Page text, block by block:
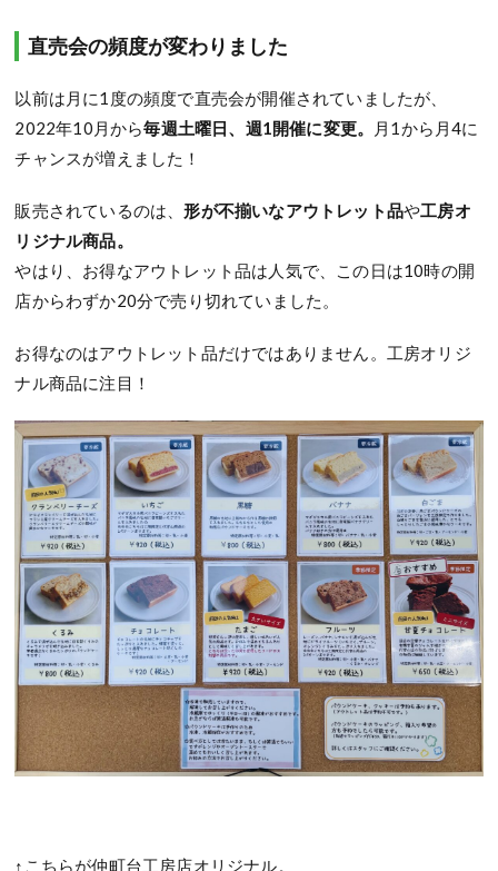
直売会の頻度が変わりました
以前は月に1度の頻度で直売会が開催されていましたが、
2022年10月から毎週土曜日、週1開催に変更。
月1から月4に
チャンスが増えました！
販売されているのは、形が不揃いなアウトレット品や工房オ
リジナル商品。
やはり、お得なアウトレット品は人気で、この日は10時の開
店からわずか20分で売り切れていました。
お得なのはアウトレット品だけではありません。工房オリジ
ナル商品に注目！
↑こちらが仲町台工房店オリジナル。